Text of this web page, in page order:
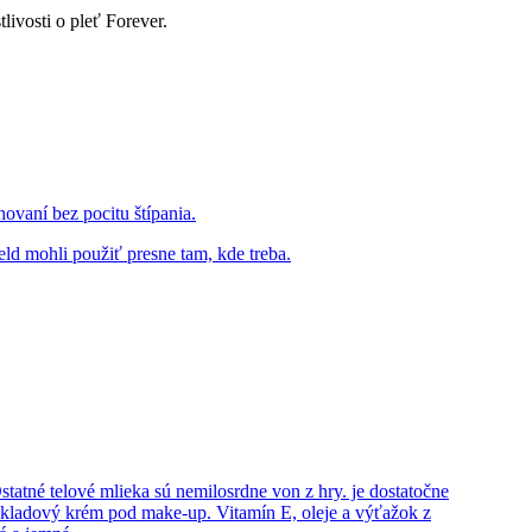
o pleť Forever.
bez pocitu štípania.
mohli použiť presne tam, kde treba.
telové mlieka sú nemilosrdne von z hry. je dostatočne
krém pod make-up. Vitamín E, oleje a výťažok z